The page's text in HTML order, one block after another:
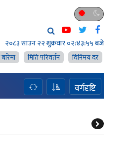
२०८३ साउन २२ शुक्रवार०२:४३:५६ बजे
बारेमा
मिति परिवर्तन विनिमय दर
वर्गदृष्टि